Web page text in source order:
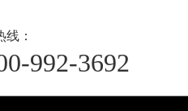
：
992-3692